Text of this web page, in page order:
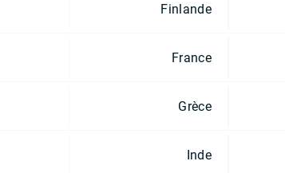
Finlande
France
Grèce
Inde